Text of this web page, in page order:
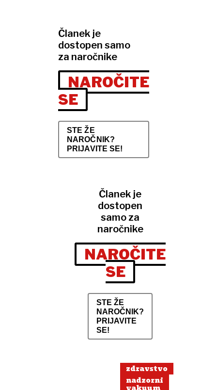
Članek je
dostopen samo
za naročnike
NAROČITE
SE
STE ŽE
NAROČNIK?
PRIJAVITE SE!
Članek je
dostopen
samo za
naročnike
NAROČITE
SE
STE ŽE
NAROČNIK?
PRIJAVITE
SE!
zdravstvo
nadzorni